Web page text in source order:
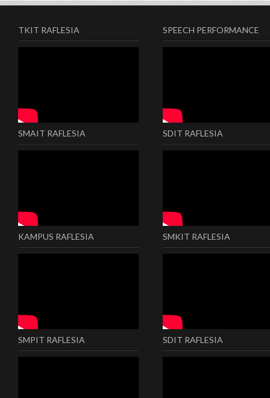
TKIT RAFLESIA
SMAIT RAFLESIA
KAMPUS RAFLESIA
SMPIT RAFLESIA
SPEECH PERFORMANCE
SDIT RAFLESIA
SMKIT RAFLESIA
SDIT RAFLESIA